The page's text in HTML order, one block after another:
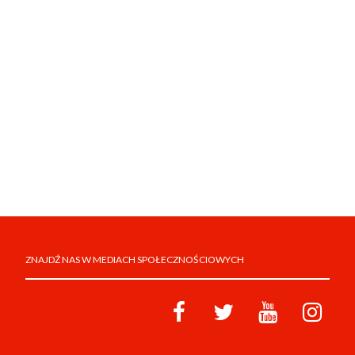
ZNAJDŹ NAS W MEDIACH SPOŁECZNOŚCIOWYCH